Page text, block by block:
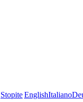
StopiteEnglishItaliano